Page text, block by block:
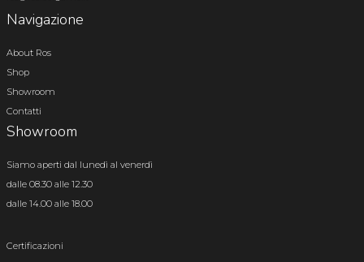
Navigazione
About Ros
Shop
Showroom
Contatti
Showroom
Siamo aperti dal lunedì al venerdì
dalle 08.30 alle 12.30
dalle 14.00 alle 18.00
Certificazioni